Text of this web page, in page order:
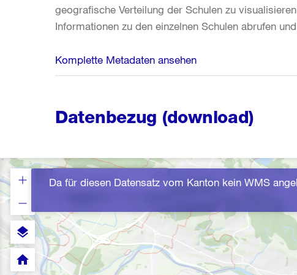
geografische Verteilung der Schulen zu
Informationen zu den einzelnen Schulen abrufen
Komplette Metadaten ansehen
Datenbezug (download)
Da für diesen Datensatz vom Kanton kein WMS
layers
home